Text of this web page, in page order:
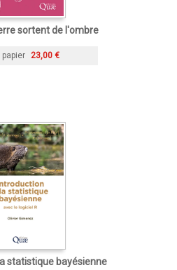
sortent de l'ombre
papier 23,00 €
statistique bayésienne